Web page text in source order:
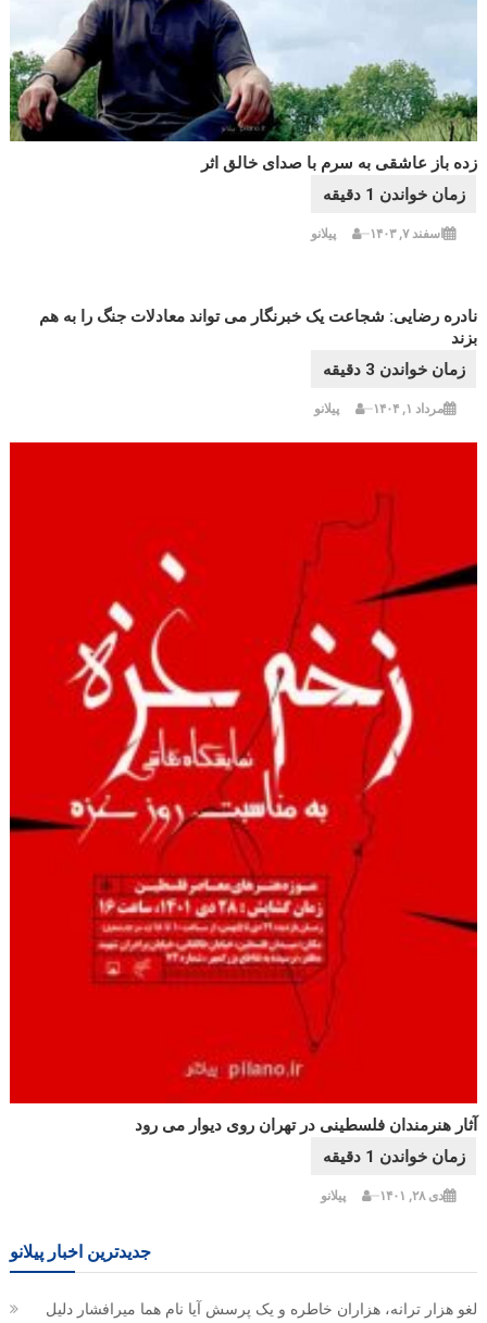
زده باز عاشقی به سرم با صدای خالق اثر
اسفند ۷, ۱۴۰۳ پیلانو
نادره رضایی: شجاعت یک خبرنگار می تواند معادلات جنگ را به هم
بزند
مرداد ۱, ۱۴۰۴ پیلانو
آثار هنرمندان فلسطینی در تهران روی دیوار می رود
دی ۲۸, ۱۴۰۱ پیلانو
جدیدترین اخبار پیلانو
لغو هزار ترانه، هزاران خاطره و یک پرسش آیا نام هما میرافشار دلیل